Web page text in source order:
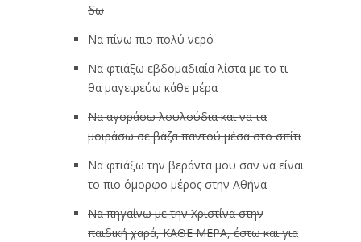
δω
Να πίνω πιο πολύ νερό
Να φτιάξω εβδομαδιαία λίστα με το τι
θα μαγειρεύω κάθε μέρα
Να αγοράσω λουλούδια και να τα
μοιράσω σε βάζα παντού μέσα στο σπίτι
Να φτιάξω την βεράντα μου σαν να είναι
το πιο όμορφο μέρος στην Αθήνα
Να πηγαίνω με την Χριστίνα στην
παιδική χαρά, ΚΑΘΕ ΜΕΡΑ, έστω και για